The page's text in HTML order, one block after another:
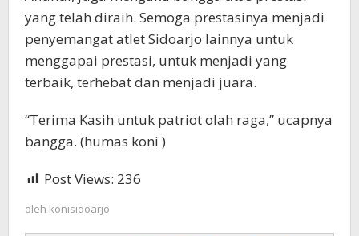
yang telah diraih. Semoga prestasinya menjadi
penyemangat atlet Sidoarjo lainnya untuk
menggapai prestasi, untuk menjadi yang
terbaik, terhebat dan menjadi juara.
“Terima Kasih untuk patriot olah raga,” ucapnya
bangga. (humas koni )
Post Views: 236
oleh konisidoarjo